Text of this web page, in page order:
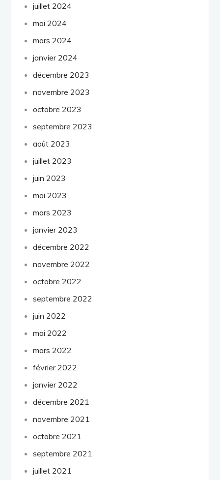
juillet 2024
mai 2024
mars 2024
janvier 2024
décembre 2023
novembre 2023
octobre 2023
septembre 2023
août 2023
juillet 2023
juin 2023
mai 2023
mars 2023
janvier 2023
décembre 2022
novembre 2022
octobre 2022
septembre 2022
juin 2022
mai 2022
mars 2022
février 2022
janvier 2022
décembre 2021
novembre 2021
octobre 2021
septembre 2021
juillet 2021